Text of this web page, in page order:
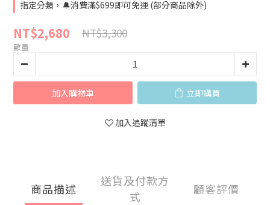
指定分類，🔔消費滿$699即可免運 (部分商品除外)
NT$2,680 NT$3,300
數量
加入購物車 立即購買
加入追蹤清單
商品描述
送貨及付款方
式
顧客評價